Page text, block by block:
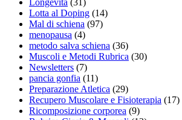
Longevità (31)
Lotta al Doping (14)
Mal di schiena (97)
menopausa (4)
metodo salva schiena (36)
Muscoli e Metodi Rubrica (30)
Newsletters (7)
pancia gonfia (11)
Preparazione Atletica (29)
Recupero Muscolare e Fisioterapia (17)
Ricomposizione corporea (9)